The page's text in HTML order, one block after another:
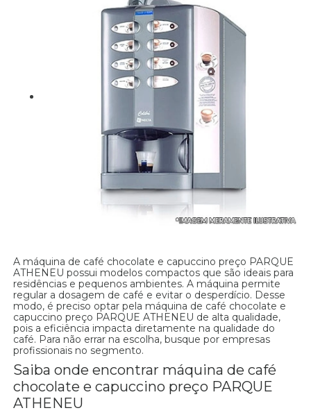
A máquina de café chocolate e capuccino preço PARQUE
ATHENEU possui modelos compactos que são ideais para
residências e pequenos ambientes. A máquina permite
regular a dosagem de café e evitar o desperdício. Desse
modo, é preciso optar pela máquina de café chocolate e
capuccino preço PARQUE ATHENEU de alta qualidade,
pois a eficiência impacta diretamente na qualidade do
café. Para não errar na escolha, busque por empresas
profissionais no segmento.
Saiba onde encontrar máquina de café
chocolate e capuccino preço PARQUE
ATHENEU